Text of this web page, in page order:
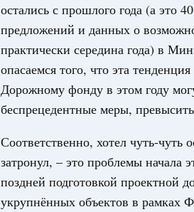
остались с прошлого года (а это
предложений и данных о
практически середина года) в
опасаемся того, что эта
Дорожному фонду в этом году
беспрецедентные меры,
Соответственно, хотел чуть-чуть
затронул, – это проблемы начала
поздней подготовкой проектной
укрупнённых объектов в рамках